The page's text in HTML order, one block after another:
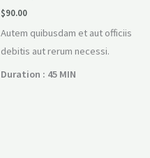
$90.00
Autem quibusdam et aut officiis
debitis aut rerum necessi.
Duration : 45 MIN